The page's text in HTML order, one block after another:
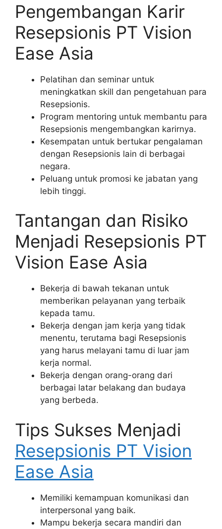
Pengembangan Karir
Resepsionis PT Vision
Ease Asia
Pelatihan dan seminar untuk
meningkatkan skill dan pengetahuan para
Resepsionis.
Program mentoring untuk membantu para
Resepsionis mengembangkan karirnya.
Kesempatan untuk bertukar pengalaman
dengan Resepsionis lain di berbagai
negara.
Peluang untuk promosi ke jabatan yang
lebih tinggi.
Tantangan dan Risiko
Menjadi Resepsionis PT
Vision Ease Asia
Bekerja di bawah tekanan untuk
memberikan pelayanan yang terbaik
kepada tamu.
Bekerja dengan jam kerja yang tidak
menentu, terutama bagi Resepsionis
yang harus melayani tamu di luar jam
kerja normal.
Bekerja dengan orang-orang dari
berbagai latar belakang dan budaya
yang berbeda.
Tips Sukses Menjadi
Resepsionis PT Vision
Ease Asia
Memiliki kemampuan komunikasi dan
interpersonal yang baik.
Mampu bekerja secara mandiri dan